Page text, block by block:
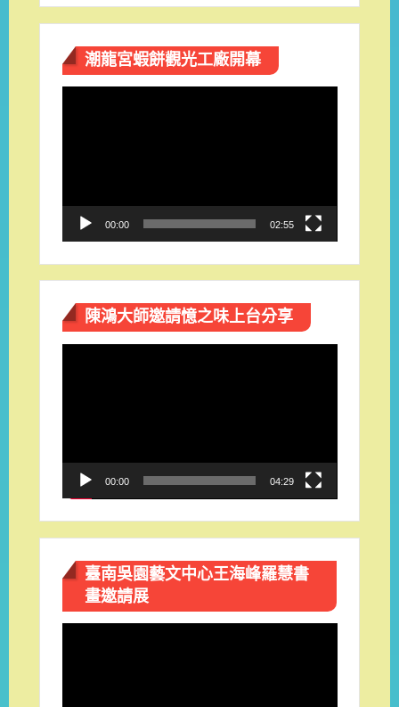
潮龍宮蝦餅觀光工廠開幕
00:00 02:55
陳鴻大師邀請憶之味上台分享
00:00 04:29
臺南吳園藝文中心王海峰羅慧書
畫邀請展